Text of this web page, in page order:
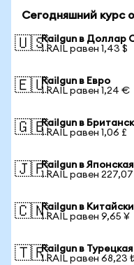
Сегодняшний курс
🇺🇸Railgun в Доллар
1 RAIL равен 1,43 $
🇪🇺Railgun в Евро
1 RAIL равен 1,24 €
🇬🇧Railgun в
1 RAIL равен 1,06 £
🇯🇵Railgun в
1 RAIL равен
🇨🇳Railgun в
1 RAIL равен 9,65 ¥
🇹🇷Railgun в
1 RAIL равен 68,23